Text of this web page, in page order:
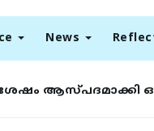
News
ആസ്പദമാക്കി